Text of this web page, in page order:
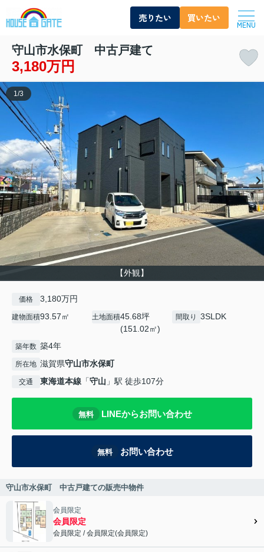
売りたい 買いたい
MENU
守山市水保町 中古戸建て
3,180万円
【外観】
1 /3
価格 3,180万円
建物面積93.57㎡ 土地面積45.68坪
(151.02㎡)
間取り 3SLDK
築年数 築4年
所在地 滋賀県守山市水保町
交通 東海道本線 「守山 」駅 徒歩107分
無料 LINEからお問い合わせ
無料 お問い合わせ
守山市水保町 中古戸建ての販売中物件
会員限定">
会員限定
会員限定
会員限定 /会員限定(会員限定)